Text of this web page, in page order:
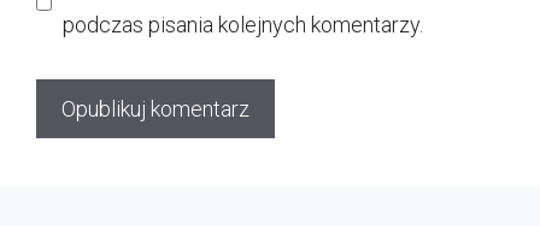
podczas pisania kolejnych komentarzy.